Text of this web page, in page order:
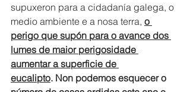
supuxeron para a cidadanía galega, o
medio ambiente e a nosa terra, o
perigo que supón para o avance dos
lumes de maior perigosidade
aumentar a superficie de
eucalipto. Non podemos esquecer o